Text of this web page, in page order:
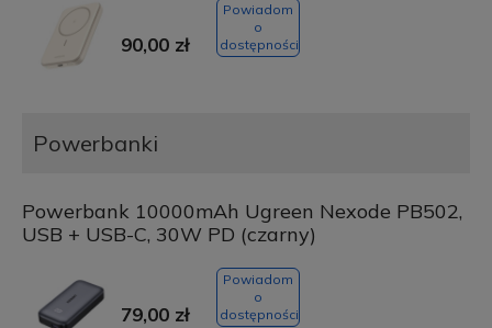
90,00 zł
Powiadom
o
dostępności
Powerbanki
Powerbank 10000mAh Ugreen Nexode PB502,
USB + USB-C, 30W PD (czarny)
79,00 zł
Powiadom
o
dostępności